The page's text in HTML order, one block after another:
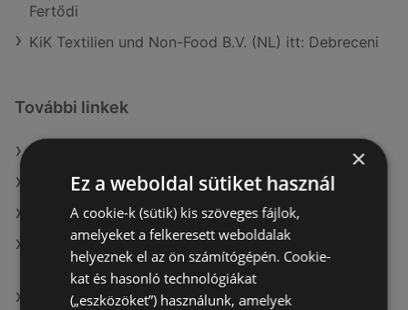
Fertődi
KiK Textilien und Non-Food B.V. (NL) itt: Debreceni
További linkek
A(z) KiK TEXTIL ÉS NON-FOOD KFT. (HU) ajánlatai
A(z) TEDi Distribution SAS ajánlatai
A(z) TEDi Distribution SAS aktuális akciós újságjai
A(z) KiK TEXTIL ÉS NON-FOOD KFT. (HU) aktuális
akciós újságjai
A(z) KiK Textilien und Non-Food B.V. (NL) üzletei itt:
×
Ez a weboldal sütiket használ
A cookie-k (sütik) kis szöveges fájlok,
amelyeket a felkeresett weboldalak
helyeznek el az ön számítógépén. Cookie-
kat és hasonló technológiákat
(„eszközöket”) használunk, amelyek